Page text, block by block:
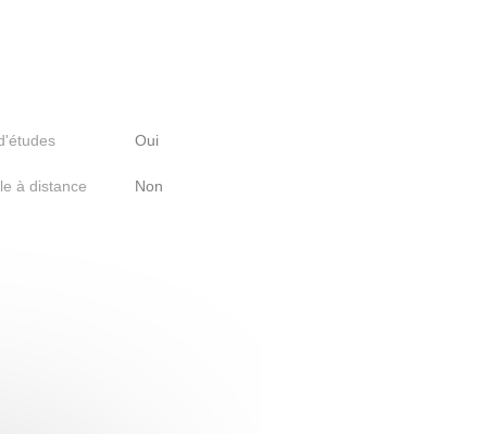
Oui
à distance Non